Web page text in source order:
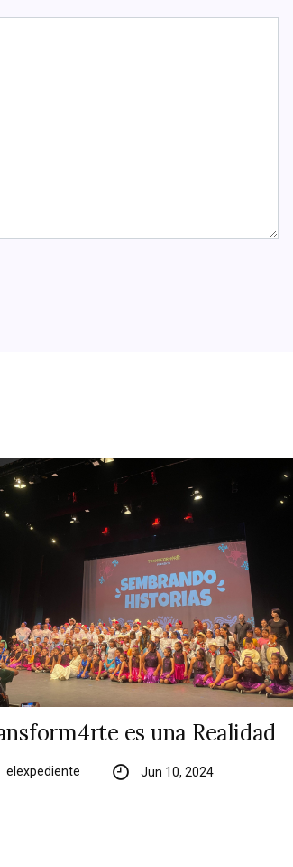
es una Realidad
elexpediente Jun 10, 2024